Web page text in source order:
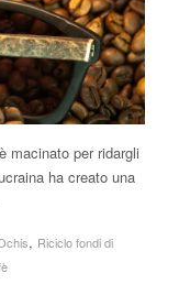
macinato per ridargli
ha creato una
, Riciclo fondi di